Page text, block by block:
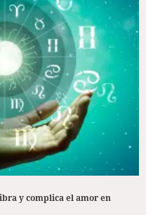
y complica el amor en